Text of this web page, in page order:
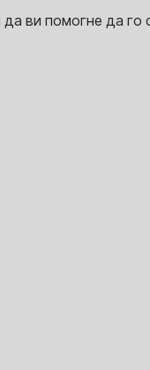
ви помогне да го